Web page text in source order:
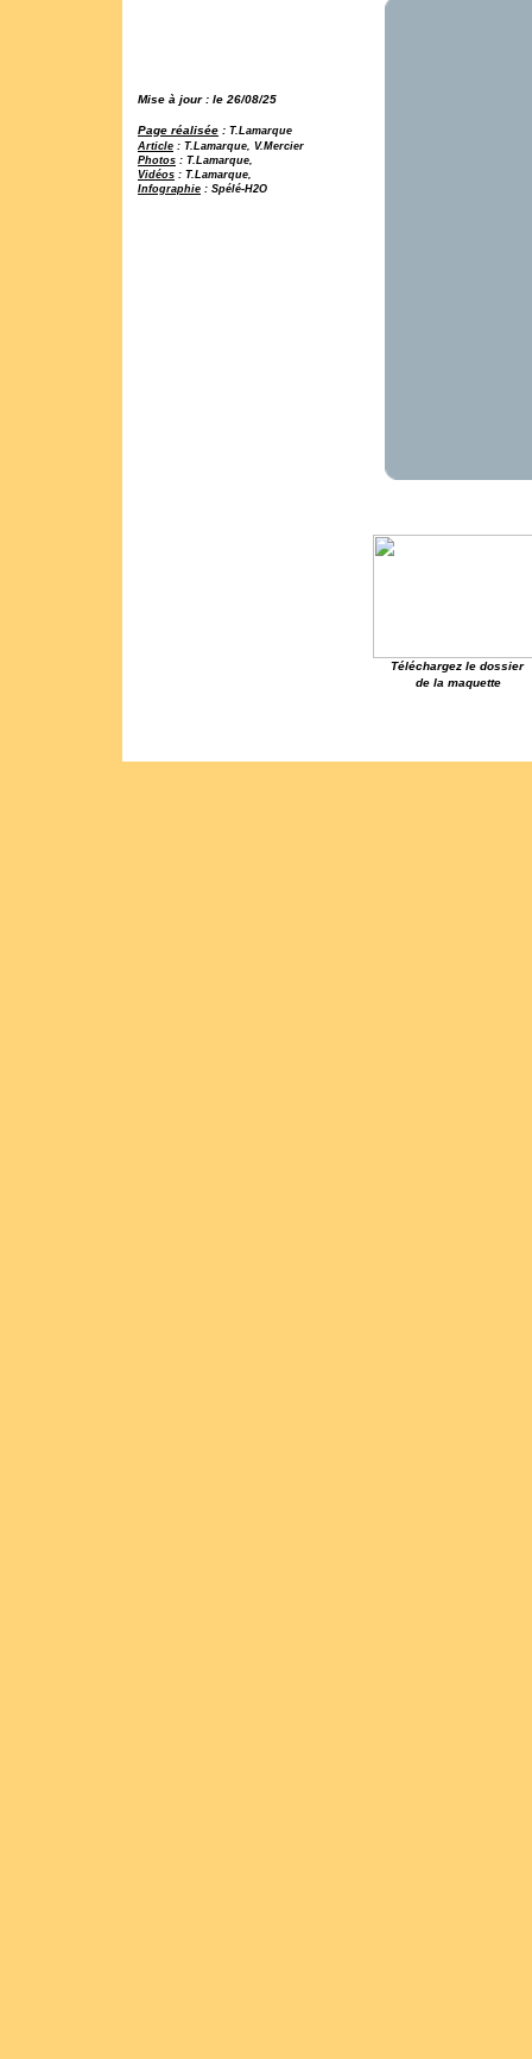
Mise à jour : le 26/08/25
Page réalisée : T.Lamarque
Article : T.Lamarque, V.Mercier
Photos : T.Lamarque,
Vidéos : T.Lamarque,
Infographie : Spélé-H2O
Téléchargez le dossier
de la maquette